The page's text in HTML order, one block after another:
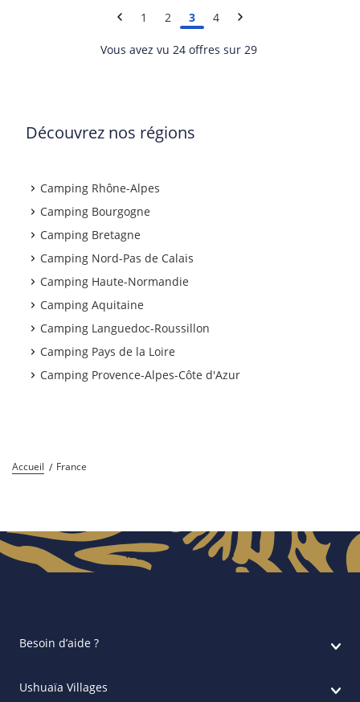
1 2 3 4
Vous avez vu 24 offres sur 29
Découvrez nos régions
Camping Rhône-Alpes
Camping Bourgogne
Camping Bretagne
Camping Nord-Pas de Calais
Camping Haute-Normandie
Camping Aquitaine
Camping Languedoc-Roussillon
Camping Pays de la Loire
Camping Provence-Alpes-Côte d'Azur
Accueil France
Besoin d’aide ?
Ushuaïa Villages